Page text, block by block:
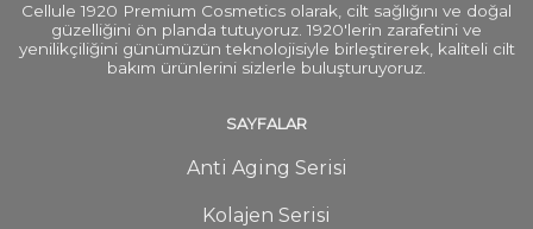
Cellule 1920 Premium Cosmetics olarak, cilt sağlığını ve doğal
güzelliğini ön planda tutuyoruz. 1920'lerin zarafetini ve
yenilikçiliğini günümüzün teknolojisiyle birleştirerek, kaliteli cilt
bakım ürünlerini sizlerle buluşturuyoruz.
SAYFALAR
Anti Aging Serisi
Kolajen Serisi